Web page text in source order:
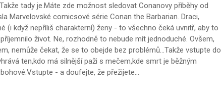
tady je.Máte zde možnost sledovat Conanovy příběhy od
Marvelovské comicsové série Conan the Barbarian. Draci,
(i když nepříliš charakterní) ženy - to všechno čeká uvnitř, aby to
život. Ne, rozhodně to nebude mít jednoduché. Ovšem,
nemůže čekat, že se to obejde bez problémů...Takže vstupte do
ten,kdo má silnější paži s mečem,kde smrt je běžným
- a doufejte, že přežijete...